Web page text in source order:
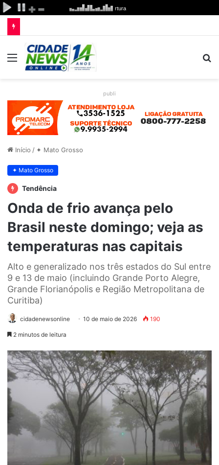
Menu
publi
Início / ✦ Mato Grosso
✦ Mato Grosso
Tendência
Onda de frio avança pelo
Brasil neste domingo; veja as
temperaturas nas capitais
Alto e generalizado nos três estados do Sul entre
9 e 13 de maio (incluindo Grande Porto Alegre,
Grande Florianópolis e Região Metropolitana de
Curitiba)
cidadenewsonline 10 de maio de 2026 190
2 minutos de leitura